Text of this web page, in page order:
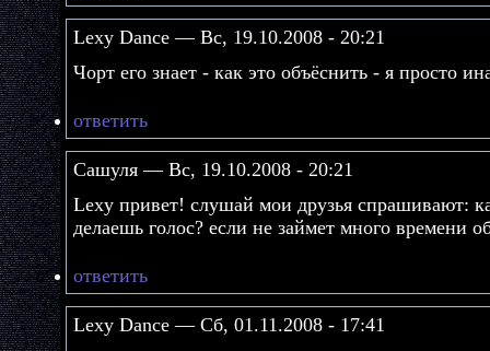
Lexy Dance — Вс, 19.10.2008 - 20:21
Чорт его знает - как это объёснить - я просто
ответить
Сашуля — Вс, 19.10.2008 - 20:21
Lexy привет! слушай мои друзья спрашивают:
делаешь голос? если не займет много времени
ответить
Lexy Dance — Сб, 01.11.2008 - 17:41